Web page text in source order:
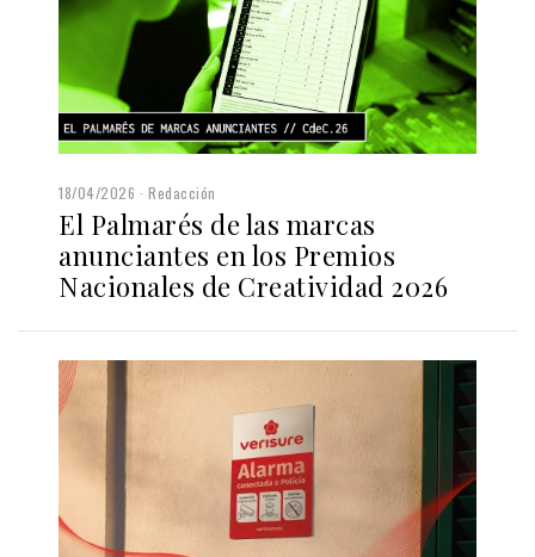
18/04/2026 Redacción
El Palmarés de las marcas
anunciantes en los Premios
Nacionales de Creatividad 2026